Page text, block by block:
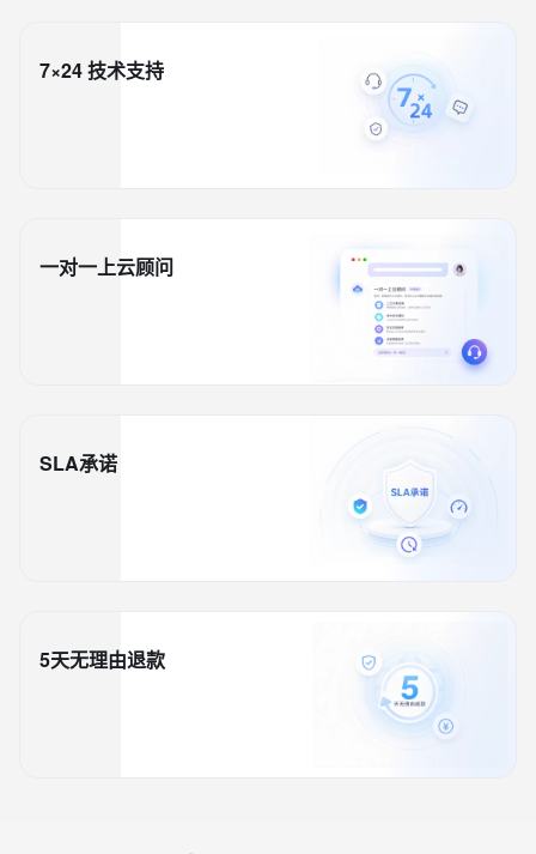
7×24 技术支持
一对一上云顾问
SLA承诺
5天无理由退款